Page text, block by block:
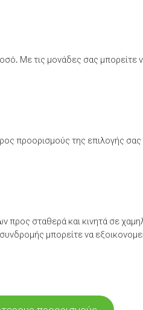
Με τις μονάδες σας μπορείτε
προορισμούς της επιλογής σας
σταθερά και κινητά σε
μπορείτε να